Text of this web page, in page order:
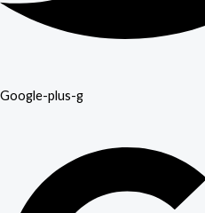
Google-plus-g